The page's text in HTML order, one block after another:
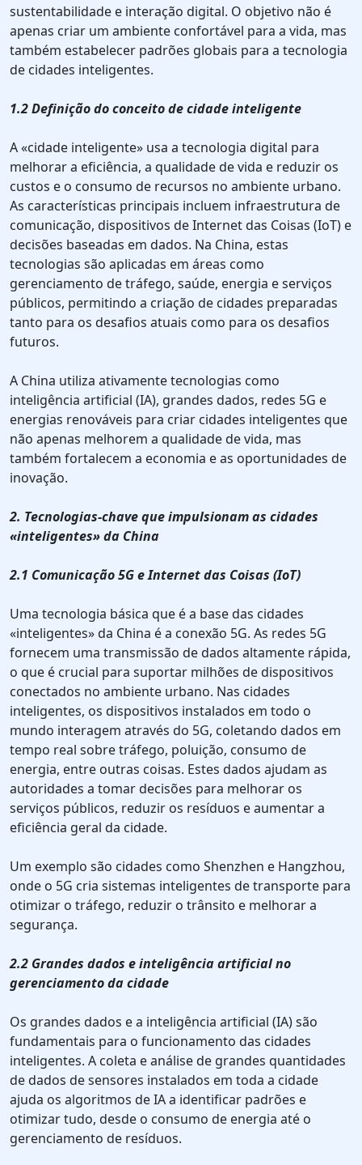
sustentabilidade e interação digital. O objetivo não é
apenas criar um ambiente confortável para a vida, mas
também estabelecer padrões globais para a tecnologia
de cidades inteligentes.
1.2 Definição do conceito de cidade inteligente
A «cidade inteligente» usa a tecnologia digital para
melhorar a eficiência, a qualidade de vida e reduzir os
custos e o consumo de recursos no ambiente urbano.
As características principais incluem infraestrutura de
comunicação, dispositivos de Internet das Coisas (IoT) e
decisões baseadas em dados. Na China, estas
tecnologias são aplicadas em áreas como
gerenciamento de tráfego, saúde, energia e serviços
públicos, permitindo a criação de cidades preparadas
tanto para os desafios atuais como para os desafios
futuros.
A China utiliza ativamente tecnologias como
inteligência artificial (IA), grandes dados, redes 5G e
energias renováveis para criar cidades inteligentes que
não apenas melhorem a qualidade de vida, mas
também fortalecem a economia e as oportunidades de
inovação.
2. Tecnologias-chave que impulsionam as cidades
«inteligentes» da China
2.1 Comunicação 5G e Internet das Coisas (IoT)
Uma tecnologia básica que é a base das cidades
«inteligentes» da China é a conexão 5G. As redes 5G
fornecem uma transmissão de dados altamente rápida,
o que é crucial para suportar milhões de dispositivos
conectados no ambiente urbano. Nas cidades
inteligentes, os dispositivos instalados em todo o
mundo interagem através do 5G, coletando dados em
tempo real sobre tráfego, poluição, consumo de
energia, entre outras coisas. Estes dados ajudam as
autoridades a tomar decisões para melhorar os
serviços públicos, reduzir os resíduos e aumentar a
eficiência geral da cidade.
Um exemplo são cidades como Shenzhen e Hangzhou,
onde o 5G cria sistemas inteligentes de transporte para
otimizar o tráfego, reduzir o trânsito e melhorar a
segurança.
2.2 Grandes dados e inteligência artificial no
gerenciamento da cidade
Os grandes dados e a inteligência artificial (IA) são
fundamentais para o funcionamento das cidades
inteligentes. A coleta e análise de grandes quantidades
de dados de sensores instalados em toda a cidade
ajuda os algoritmos de IA a identificar padrões e
otimizar tudo, desde o consumo de energia até o
gerenciamento de resíduos.